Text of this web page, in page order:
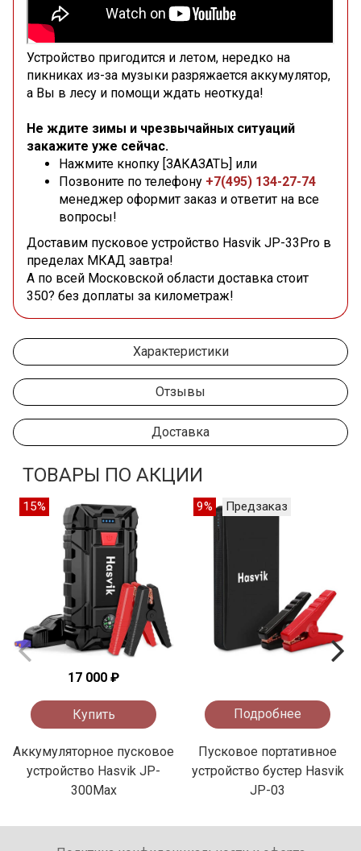
Устройство пригодится и летом, нередко на
пикниках из-за музыки разряжается аккумулятор,
а Вы в лесу и помощи ждать неоткуда!
Не ждите зимы и чрезвычайных ситуаций
закажите уже сейчас.
Нажмите кнопку [ЗАКАЗАТЬ] или
Позвоните по телефону +7(495) 134-27-74
менеджер оформит заказ и ответит на все
вопросы!
Доставим пусковое устройство Hasvik JP-33Pro в
пределах МКАД завтра!
А по всей Московской области доставка стоит
350? без доплаты за километраж!
Характеристики
Отзывы
Доставка
ТОВАРЫ ПО АКЦИИ
15%
17 000 ₽
Купить
Аккумуляторное пусковое
устройство Hasvik JP-
300Max
9% Предзаказ
Подробнее
Пусковое портативное
устройство бустер Hasvik
JP-03